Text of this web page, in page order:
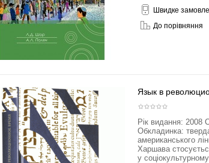
Швидке
До порівняння
Язык в
Рік видання: 2008
Обкладинка:
американського
Харшава
у